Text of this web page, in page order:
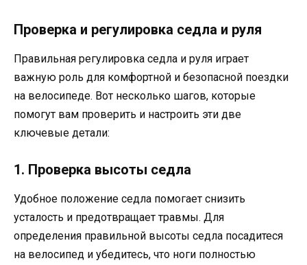
Проверка и регулировка седла и руля
Правильная регулировка седла и руля играет
важную роль для комфортной и безопасной поездки
на велосипеде. Вот несколько шагов, которые
помогут вам проверить и настроить эти две
ключевые детали:
1. Проверка высоты седла
Удобное положение седла помогает снизить
усталость и предотвращает травмы. Для
определения правильной высоты седла посадитеся
на велосипед и убедитесь, что ноги полностью